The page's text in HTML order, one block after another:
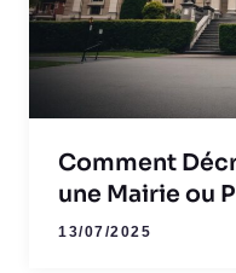
Comment
une Mairie ou
13/07/2025